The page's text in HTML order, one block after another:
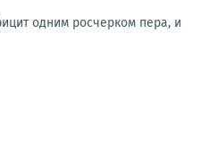
одним росчерком пера, и